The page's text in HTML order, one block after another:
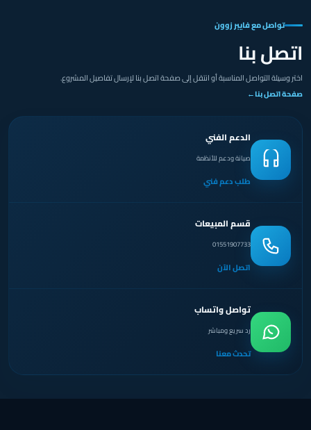
تواصل مع فايبر زوون
اتصل بنا
اختر وسيلة التواصل المناسبة أو انتقل إلى صفحة اتصل بنا لإرسال تفاصيل المشروع.
صفحة اتصل بنا←
الدعم الفني
صيانة ودعم للأنظمة
طلب دعم فني
قسم المبيعات
01551907733
اتصل الآن
تواصل واتساب
رد سريع ومباشر
تحدث معنا